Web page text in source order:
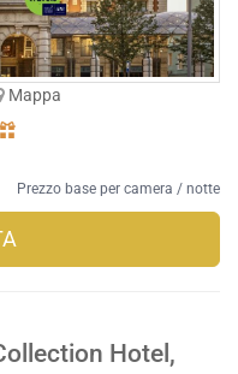
Mappa
Prezzo base per camera / notte
Hotel,